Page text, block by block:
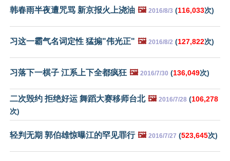
韩春雨半夜遭咒骂 新京报火上浇油 🖼️ 2016/8/3 (116,033次)
习这一霸气名词定性 猛搧"伟光正" 🖼️ 2016/8/2 (127,822次)
习落下一棋子 江系上下全都疯狂 🖼️ 2016/7/30 (136,049次)
二次毁约 拒绝好运 舞蹈大赛移师台北 🖼️ 2016/7/28 (106,278
次)
轻判无期 郭伯雄惊曝江的罕见罪行 🖼️ 2016/7/27 (523,645次)